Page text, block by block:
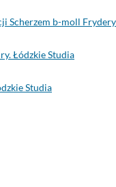
Scherzem b-moll
Łódzkie Studia
Studia